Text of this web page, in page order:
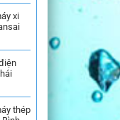
xi
thép